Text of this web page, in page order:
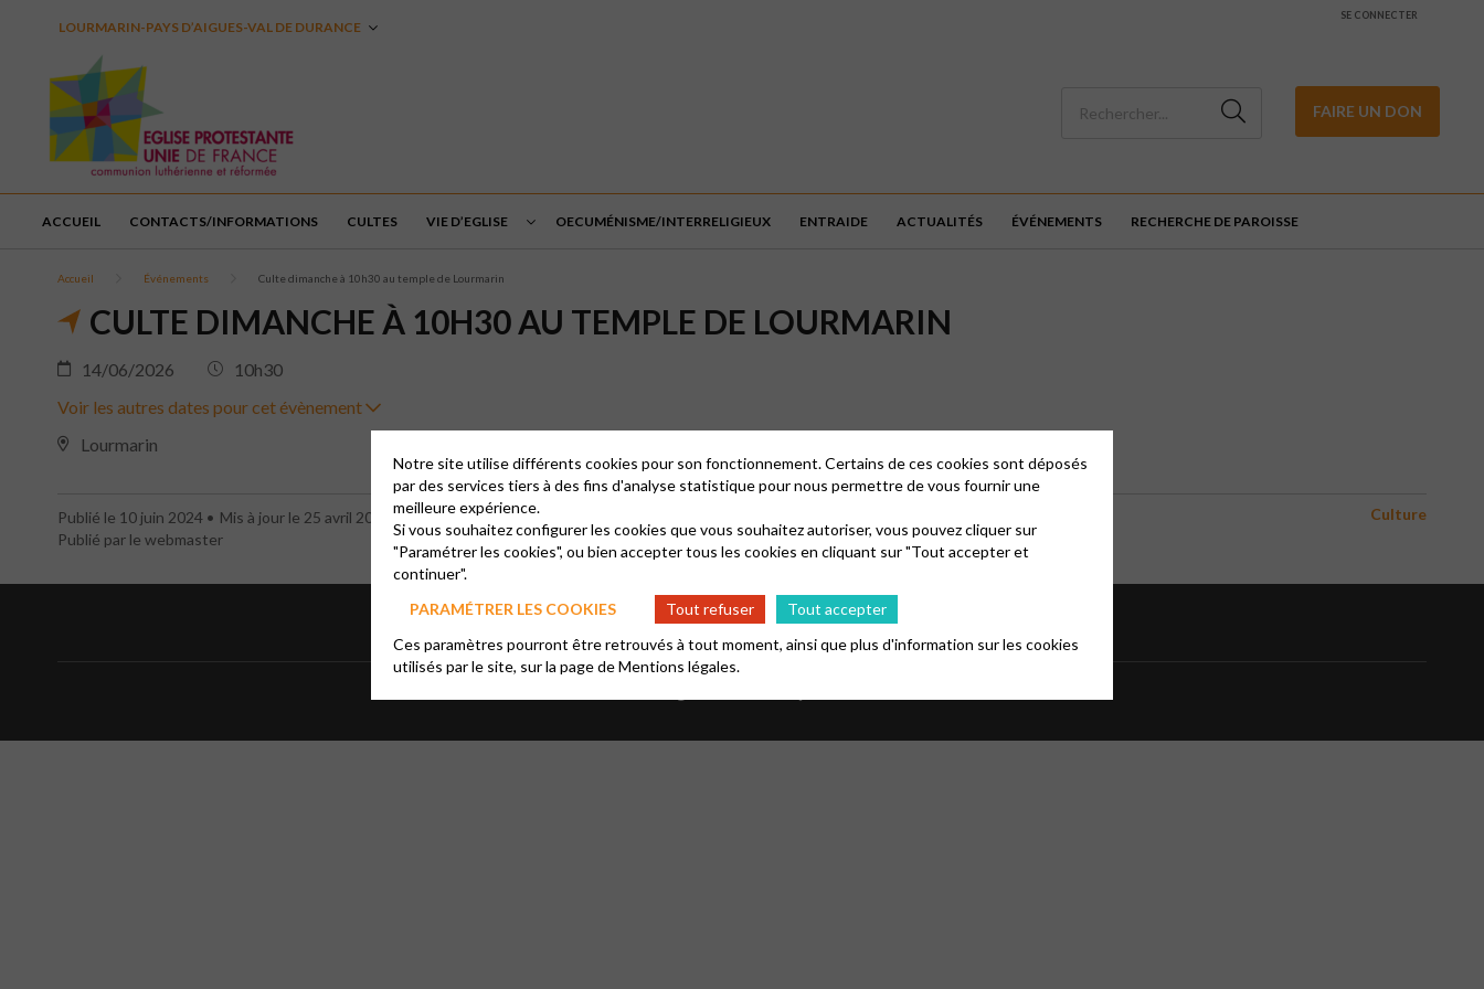
LOURMARIN-PAYS D’AIGUES-VAL DE DURANCE
SE CONNECTER
FAIRE UN DON
ACCUEIL CONTACTS/INFORMATIONS CULTES VIE D’EGLISE OECUMÉNISME/INTERRELIGIEUX ENTRAIDE ACTUALITÉS ÉVÉNEMENTS RECHERCHE DE PAROISSE
Accueil Événements Culte dimanche à 10h30 au temple de Lourmarin
CULTE DIMANCHE À 10H30 AU TEMPLE DE LOURMARIN
14/06/2026
10h30
Voir les autres dates pour cet évènement
Lourmarin
Publié le 10 juin 2024
Mis à jour le 25 avril 2026
Publié par le webmaster
Culture
Notre site utilise différents cookies pour son fonctionnement. Certains de ces cookies sont déposés
par des services tiers à des fins d'analyse statistique pour nous permettre de vous fournir une
meilleure expérience.
Si vous souhaitez configurer les cookies que vous souhaitez autoriser, vous pouvez cliquer sur
"Paramétrer les cookies", ou bien accepter tous les cookies en cliquant sur "Tout accepter et
continuer".
PARAMÉTRER LES COOKIES
Tout refuser
Tout accepter
Ces paramètres pourront être retrouvés à tout moment, ainsi que plus d'information sur les cookies
utilisés par le site, sur la page deMentions légales.